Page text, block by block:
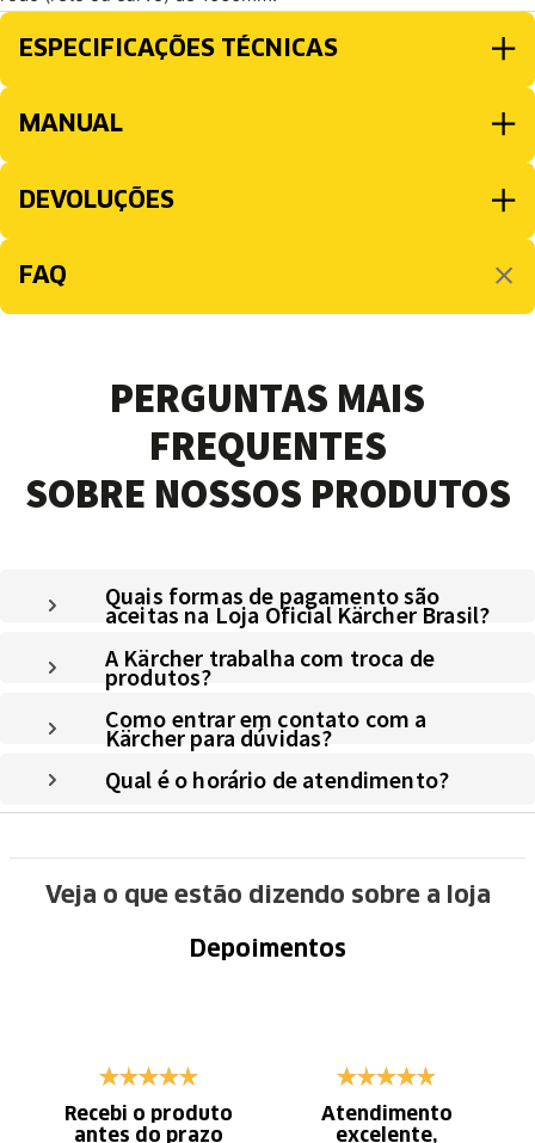
ESPECIFICAÇÕES TÉCNICAS
MANUAL
DEVOLUÇÕES
FAQ
PERGUNTAS MAIS
FREQUENTES
SOBRE NOSSOS PRODUTOS
Quais formas de pagamento são
aceitas na Loja Oficial Kärcher Brasil?
A Kärcher trabalha com troca de
produtos?
Como entrar em contato com a
Kärcher para dúvidas?
Qual é o horário de atendimento?
Veja o que estão dizendo sobre a loja
Depoimentos
Recebi o produto
antes do prazo
Atendimento
excelente,